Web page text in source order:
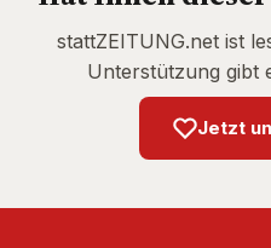
stattZEITUNG.net ist
Unterstützung gibt
Jetzt